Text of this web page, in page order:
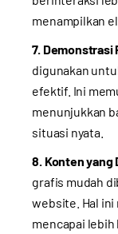
menampilkan
7. Demonstrasi
digunakan
efektif. Ini
menunjukkan
situasi nyata.
8. Konten yang
grafis mudah
website. Hal
mencapai lebih